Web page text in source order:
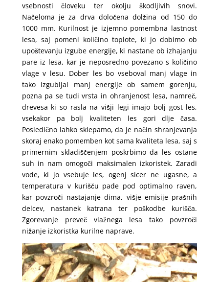
vsebnosti človeku ter okolju škodljivih snovi.
Načeloma je za drva določena dolžina od 150 do
1000 mm. Kurilnost je izjemno pomembna lastnost
lesa, saj pomeni količino toplote, ki jo dobimo ob
upoštevanju izgube energije, ki nastane ob izhajanju
pare iz lesa, kar je neposredno povezano s količino
vlage v lesu. Dober les bo vseboval manj vlage in
tako izgubljal manj energije ob samem gorenju,
pozna pa se tudi vrsta in ohranjenost lesa, namreč,
drevesa ki so rasla na višji legi imajo bolj gost les,
vsekakor pa bolj kvaliteten les gori dlje časa.
Posledično lahko sklepamo, da je način shranjevanja
skoraj enako pomemben kot sama kvaliteta lesa, saj s
primernim skladiščenjem poskrbimo da les ostane
suh in nam omogoči maksimalen izkoristek. Zaradi
vode, ki jo vsebuje les, ogenj sicer ne ugasne, a
temperatura v kurišču pade pod optimalno raven,
kar povzroči nastajanje dima, višje emisije prašnih
delcev, nastanek katrana ter poškodbe kurišča.
Zgorevanje preveč vlažnega lesa tako povzroči
nižanje izkoristka kurilne naprave.